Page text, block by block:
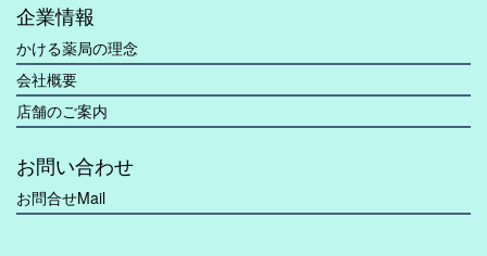
企業情報
かける薬局の理念
会社概要
店舗のご案内
お問い合わせ
お問合せMail